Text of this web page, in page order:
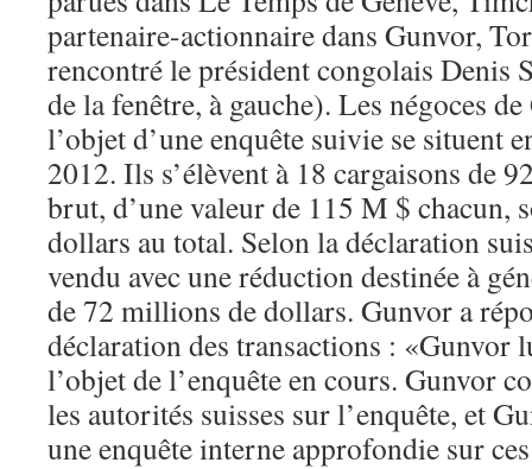
partenaire-actionnaire dans Gunvor,
rencontré le président congolais Denis
de la fenêtre, à gauche). Les négoces
l’objet d’une enquête suivie se situent
2012. Ils s’élèvent à 18 cargaisons de
brut, d’une valeur de 115 M $ chacun,
dollars au total. Selon la déclaration
vendu avec une réduction destinée à
de 72 millions de dollars. Gunvor a
déclaration des transactions : «Gunvor
l’objet de l’enquête en cours. Gunvor
les autorités suisses sur l’enquête, et
une enquête interne approfondie sur